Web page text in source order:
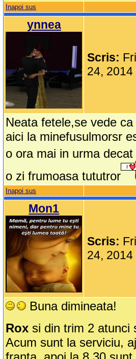
Inapoi sus
ynnea
Scris:
24, 2014
Neata fetele,se vede
aici la minefusulmorsr
o ora mai in urma decat
o zi frumoasa tututror
Inapoi sus
Mon1
Scris:
24, 2014
Buna dimineata!
Rox si din trim 2 atunci
Acum sunt la serviciu,